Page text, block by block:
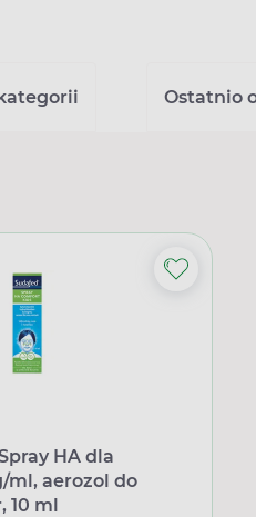
Ostatnio
HA dla
ml, aerozol do
10 ml